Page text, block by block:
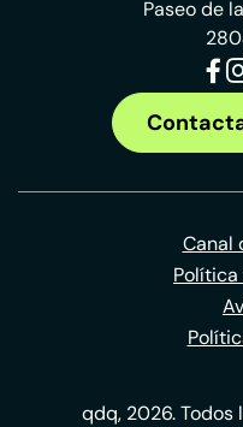
Paseo de
Canal
qdq, 2026. Todos